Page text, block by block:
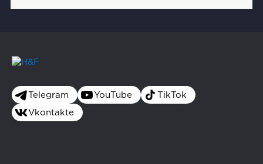
Telegram YouTube TikTok
Vkontakte